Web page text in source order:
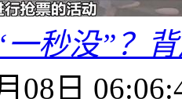
一秒没”？
08日